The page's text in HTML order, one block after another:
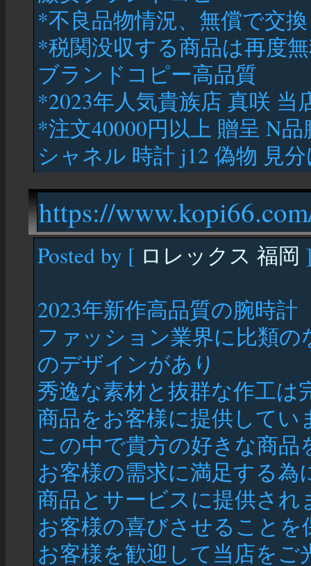
*不良品物情況、無償で交
*税関没収する商品は再度
ブランドコピー高品質
*2023年人気貴族店 真咲 当
*注文40000円以上 贈呈 N品
シャネル 時計 j12 偽物 見
https://
Posted by [ ロレックス 福岡
2023年新作高品質の腕時計
ファッション業界に比類
のデザインがあり
秀逸な素材と抜群な作工
商品をお客様に提供してい
この中で貴方の好きな商
お客様の需求に満足する
商品とサービスに提供され
お客様の喜びさせることを
お客様を歓迎して当店をご